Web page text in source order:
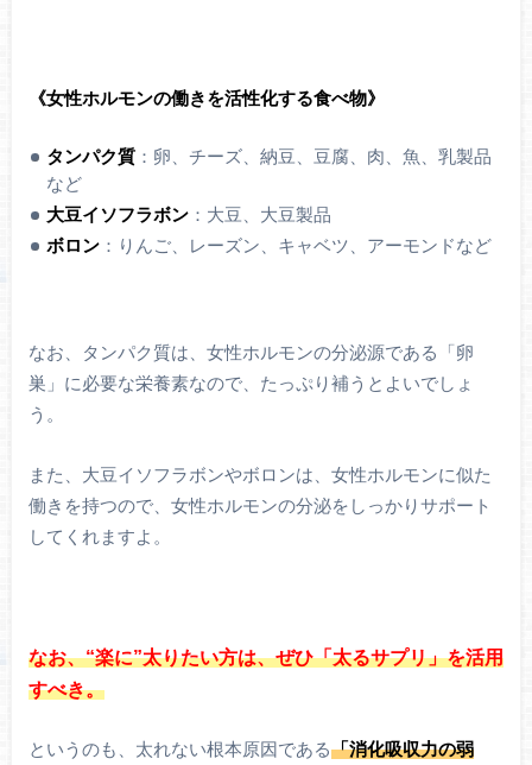
《女性ホルモンの働きを活性化する食べ物》
タンパク質 ：卵、チーズ、納豆、豆腐、肉、魚、乳製品
など
大豆イソフラボン ：大豆、大豆製品
ボロン ：りんご、レーズン、キャベツ、アーモンドなど
なお、タンパク質は、女性ホルモンの分泌源である「卵
巣」に必要な栄養素なので、たっぷり補うとよいでしょ
う。
また、大豆イソフラボンやボロンは、女性ホルモンに似た
働きを持つので、女性ホルモンの分泌をしっかりサポート
してくれますよ。
なお、“楽に”太りたい方は、ぜひ「太るサプリ」を活用
すべき。
というのも、太れない根本原因である「消化吸収力の弱